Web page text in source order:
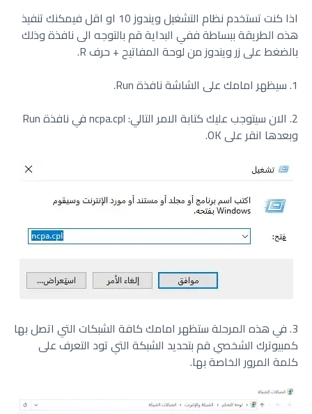
اذا كنت تستخدم نظام التشغيل ويندوز 10 او اقل فيمكنك تنفيذ
هذه الطريقة ببساطة ففي البداية قم بالتوجه الى نافذة وذلك
بالضغط على زر ويندوز من لوحة المفاتيح + حرف R.
1. سيظهر امامك على الشاشة نافذة Run.
2. الان سيتوجب عليك كتابة الامر التالي: ncpa.cpl في نافذة Run
وبعدها انقر على OK.
3. في هذه المرحلة ستظهر امامك كافة الشبكات التي اتصل بها
كمبيوترك الشخصي قم بتحديد الشبكة التي تود التعرف على
كلمة المرور الخاصة بها.